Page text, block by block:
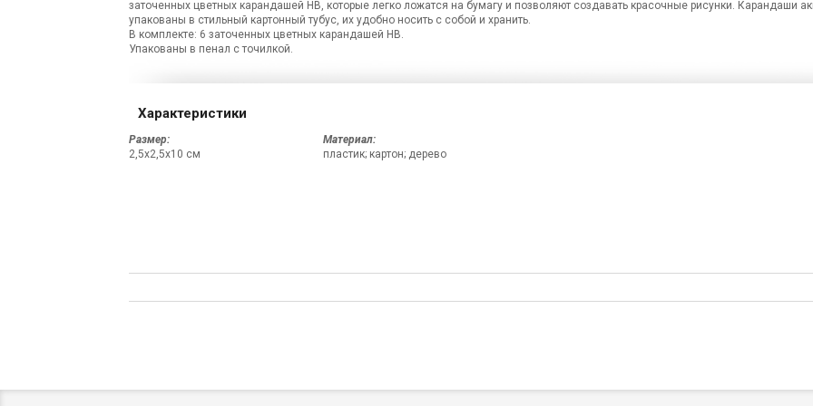
заточенных цветных карандашей HB, которые легко ложатся на бумагу и позволяют создавать красочные рисунки. Карандаши
упакованы в стильный картонный тубус, их удобно носить с собой и хранить.
В комплекте: 6 заточенных цветных карандашей HB.
Упакованы в пенал с точилкой.
Характеристики
Размер:
2,5х2,5х10 см
Материал:
пластик; картон; дерево